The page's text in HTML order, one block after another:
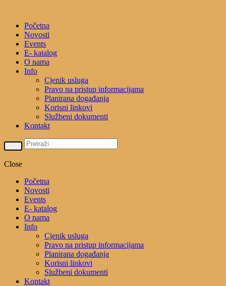
Početna
Novosti
Events
E- katalog
O nama
Info
Cjenik usluga
Pravo na pristup informacijama
Planirana događanja
Korisni linkovi
Službeni dokumenti
Kontakt
Close
Početna
Novosti
Events
E- katalog
O nama
Info
Cjenik usluga
Pravo na pristup informacijama
Planirana događanja
Korisni linkovi
Službeni dokumenti
Kontakt